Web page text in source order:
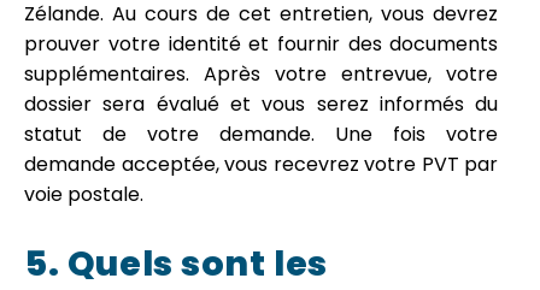
Zélande. Au cours de cet entretien, vous devrez
prouver votre identité et fournir des documents
supplémentaires. Après votre entrevue, votre
dossier sera évalué et vous serez informés du
statut de votre demande. Une fois votre
demande acceptée, vous recevrez votre PVT par
voie postale.
5. Quels sont les